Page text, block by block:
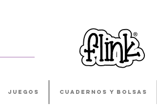
JUEGOS CUADERNOS Y BOLSAS